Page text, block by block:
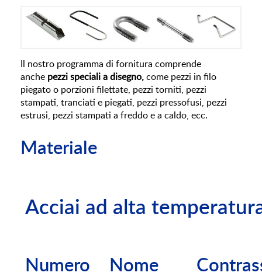
Il nostro programma di fornitura comprende
anche pezzi speciali a disegno, come pezzi in filo
piegato o porzioni filettate, pezzi torniti, pezzi
stampati, tranciati e piegati, pezzi pressofusi, pezzi
estrusi, pezzi stampati a freddo e a caldo, ecc.
Materiale
Acciai ad alta
Numero
Nome